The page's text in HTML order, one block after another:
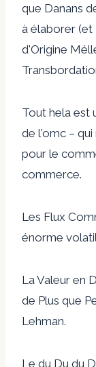
que Danans
à élaborer (et
d'Origine
Tout hela est
de l'omc –
pour le
commerce.
Les Flux
énorme
La Valeur en
de Plus que
Lehman.
Le du Du du